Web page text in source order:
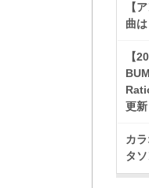
【
曲は
【
更新
カ
タ